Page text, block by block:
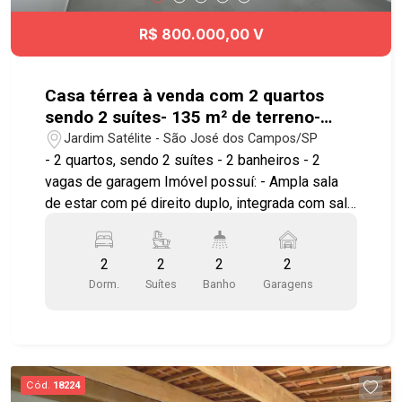
R$ 800.000,00 V
Casa térrea à venda com 2 quartos
sendo 2 suítes- 135 m² de terreno-
Jardim Satélite
Jardim Satélite - São José dos Campos/SP
- 2 quartos, sendo 2 suítes - 2 banheiros - 2
vagas de garagem Imóvel possuí: - Ampla sala
de estar com pé direito duplo, integrada com sala
espelhos e gabinetes nos banheiros - Área de
serviço - Piso porcelanato - Portão automático
*OBS.: aceita somente SEGURO FIANÇA* Ótima
Vale Sul Shopping, próximo a comércios, entre a
avenida Cidade Jardim e avenida Andrômeda.
2
Dorm.
2
Suítes
2
Banho
2
Garagens
Cód. 18224